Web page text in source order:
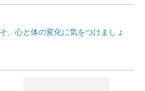
、心と体の変化に気をつけましょ